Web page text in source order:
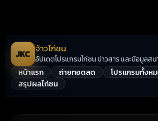
JKC จ้าวไก่ชน
อัปเดตโปรแกรมไก่ชน ข่าวสาร และข้อมูลส
หน้าแรก ถ่ายทอดสด
โปรแกรมทั้งห
สรุปผลไก่ชน